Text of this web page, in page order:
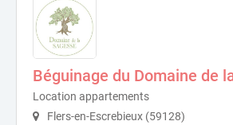
Béguinage du Domaine de
Location appartements
Flers-en-Escrebieux (59128)